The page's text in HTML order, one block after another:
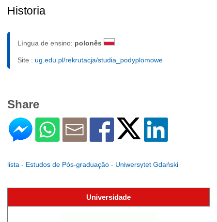
Historia
Língua de ensino: polonês
Site : ug.edu.pl/rekrutacja/studia_podyplomowe
Share
lista - Estudos de Pós-graduação - Uniwersytet Gdański
Universidade